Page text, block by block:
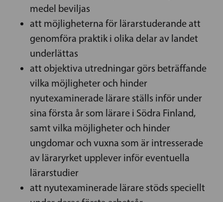
medel beviljas
att möjligheterna för lärarstuderande att
genomföra praktik i olika delar av landet
underlättas
att objektiva utredningar görs beträffande
vilka möjligheter och hinder
nyutexaminerade lärare ställs inför under
sina första år som lärare i Södra Finland,
samt vilka möjligheter och hinder
ungdomar och vuxna som är intresserade
av läraryrket upplever inför eventuella
lärarstudier
att nyutexaminerade lärare stöds speciellt